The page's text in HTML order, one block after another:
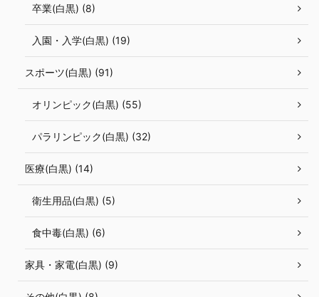
卒業(白黒) (8)
入園・入学(白黒) (19)
スポーツ(白黒) (91)
オリンピック(白黒) (55)
パラリンピック(白黒) (32)
医療(白黒) (14)
衛生用品(白黒) (5)
食中毒(白黒) (6)
家具・家電(白黒) (9)